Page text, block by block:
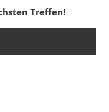
Treffen!